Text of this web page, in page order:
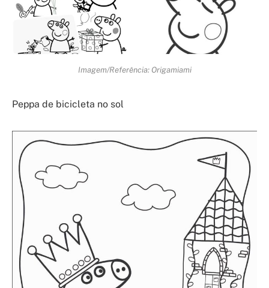
Imagem/Referência: Origamiami
Peppa de bicicleta no sol